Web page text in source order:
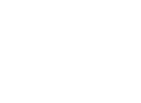
Los sindicatos CCOO,
todas las provincias
sanitario que han
sanitarios reclaman
demandan que la